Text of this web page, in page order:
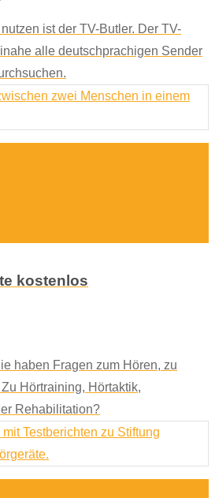
ist der TV-Butler. Der TV-
alle deutschprachigen Sender
kostenlos
haben Fragen zum Hören, zu
Hörtraining, Hörtaktik,
Rehabilitation?